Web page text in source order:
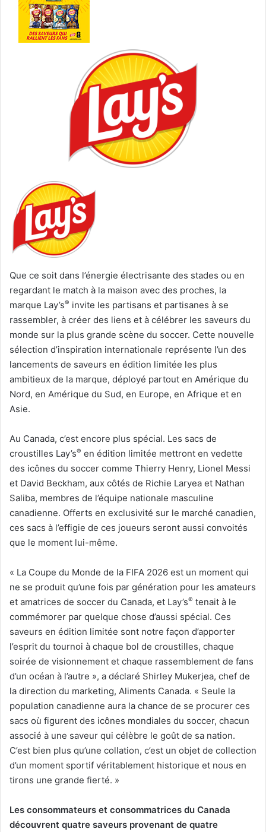
Que ce soit dans l’énergie électrisante des stades ou en
regardant le match à la maison avec des proches, la
marque Lay’s® invite les partisans et partisanes à se
rassembler, à créer des liens et à célébrer les saveurs du
monde sur la plus grande scène du soccer. Cette nouvelle
sélection d’inspiration internationale représente l’un des
lancements de saveurs en édition limitée les plus
ambitieux de la marque, déployé partout en Amérique du
Nord, en Amérique du Sud, en Europe, en Afrique et en
Asie.
Au Canada, c’est encore plus spécial. Les sacs de
croustilles Lay’s® en édition limitée mettront en vedette
des icônes du soccer comme Thierry Henry, Lionel Messi
et David Beckham, aux côtés de Richie Laryea et Nathan
Saliba, membres de l’équipe nationale masculine
canadienne. Offerts en exclusivité sur le marché canadien,
ces sacs à l’effigie de ces joueurs seront aussi convoités
que le moment lui-même.
« La Coupe du Monde de la FIFA 2026 est un moment qui
ne se produit qu’une fois par génération pour les amateurs
et amatrices de soccer du Canada, et Lay’s® tenait à le
commémorer par quelque chose d’aussi spécial. Ces
saveurs en édition limitée sont notre façon d’apporter
l’esprit du tournoi à chaque bol de croustilles, chaque
soirée de visionnement et chaque rassemblement de fans
d’un océan à l’autre », a déclaré Shirley Mukerjea, chef de
la direction du marketing, Aliments Canada. « Seule la
population canadienne aura la chance de se procurer ces
sacs où figurent des icônes mondiales du soccer, chacun
associé à une saveur qui célèbre le goût de sa nation.
C’est bien plus qu’une collation, c’est un objet de collection
d’un moment sportif véritablement historique et nous en
tirons une grande fierté. »
Les consommateurs et consommatrices du Canada
découvrent quatre saveurs provenant de quatre